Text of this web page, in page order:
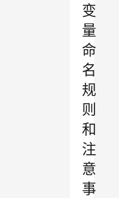
变
量
命
名
规
则
和
注
意
事